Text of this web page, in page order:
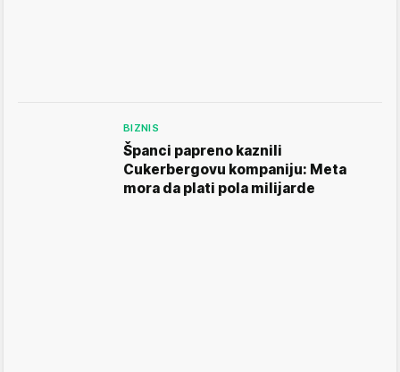
BIZNIS
Španci papreno kaznili
Cukerbergovu kompaniju: Meta
mora da plati pola milijarde